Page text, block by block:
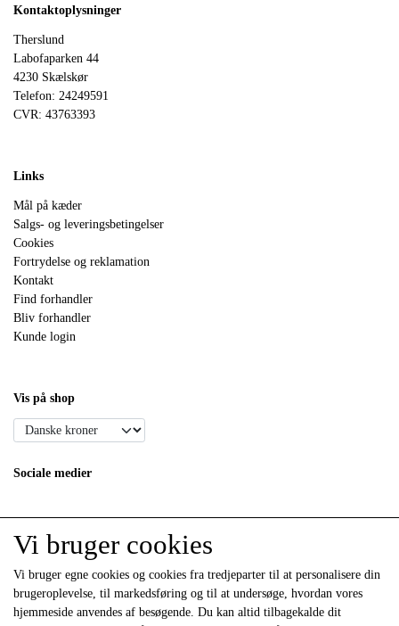
Kontaktoplysninger
Therslund
Labofaparken 44
4230 Skælskør
Telefon: 24249591
CVR: 43763393
Links
Mål på kæder
Salgs- og leveringsbetingelser
Cookies
Fortrydelse og reklamation
Kontakt
Find forhandler
Bliv forhandler
Kunde login
Vis på shop
Sociale medier
Vi bruger cookies
Vi bruger egne cookies og cookies fra tredjeparter til at personalisere din
brugeroplevelse, til markedsføring og til at undersøge, hvordan vores
hjemmeside anvendes af besøgende. Du kan altid tilbagekalde dit